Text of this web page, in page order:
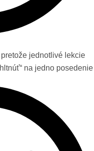
jednotlivé lekcie
na jedno posedenie